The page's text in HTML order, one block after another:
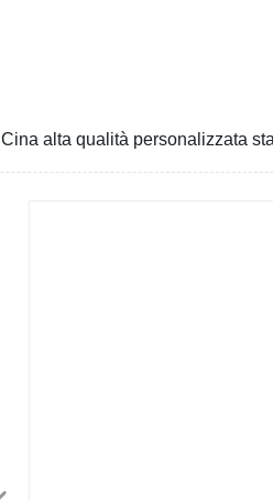
Cina alta qualità personalizzata